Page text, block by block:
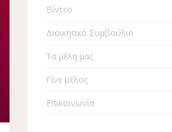
Βίντεο
Διοικητικό Συμβούλιο
Τα μέλη μας
Γίνε μέλος
Επικοινωνία